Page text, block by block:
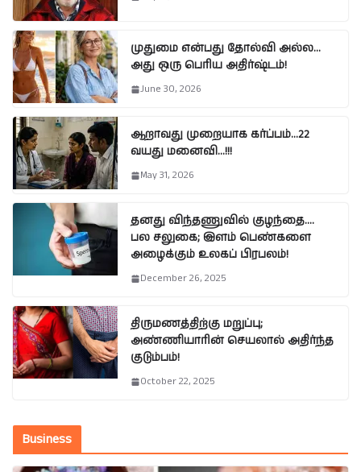
முதுமை என்பது தோல்வி அல்ல…
அது ஒரு பெரிய அதிர்ஷ்டம்!
June 30, 2026
ஆறாவது முறையாக கர்ப்பம்…22
வயது மனைவி…!!!
May 31, 2026
தனது விந்தணுவில் குழந்தை….
பல சலுகை; இளம் பெண்களை
அழைக்கும் உலகப் பிரபலம்!
December 26, 2025
திருமணத்திற்கு மறுப்பு;
அண்ணியாரின் செயலால் அதிர்ந்த
குடும்பம்!
October 22, 2025
Business